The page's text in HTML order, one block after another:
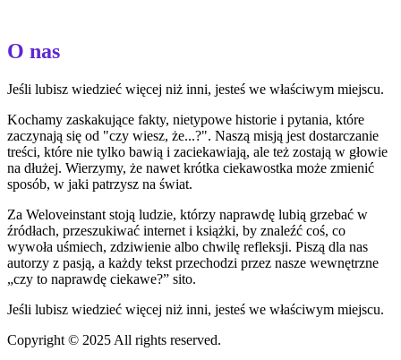
O nas
Jeśli lubisz wiedzieć więcej niż inni, jesteś we właściwym miejscu.
Kochamy zaskakujące fakty, nietypowe historie i pytania, które
zaczynają się od "czy wiesz, że...?". Naszą misją jest dostarczanie
treści, które nie tylko bawią i zaciekawiają, ale też zostają w głowie
na dłużej. Wierzymy, że nawet krótka ciekawostka może zmienić
sposób, w jaki patrzysz na świat.
Za Weloveinstant stoją ludzie, którzy naprawdę lubią grzebać w
źródłach, przeszukiwać internet i książki, by znaleźć coś, co
wywoła uśmiech, zdziwienie albo chwilę refleksji. Piszą dla nas
autorzy z pasją, a każdy tekst przechodzi przez nasze wewnętrzne
„czy to naprawdę ciekawe?” sito.
Jeśli lubisz wiedzieć więcej niż inni, jesteś we właściwym miejscu.
Copyright © 2025 All rights reserved.